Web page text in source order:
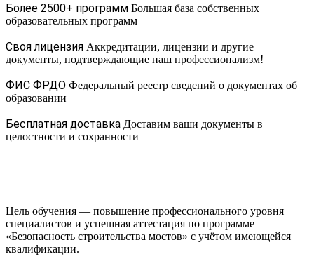
Более 2500+ программ Большая база собственных
образовательных программ
Своя лицензия Аккредитации, лицензии и другие
документы, подтверждающие наш профессионализм!
ФИС ФРДО Федеральный реестр сведений о документах об
образовании
Бесплатная доставка Доставим ваши документы в
целостности и сохранности
Цель обучения — повышение профессионального уровня
специалистов и успешная аттестация по программе
«Безопасность строительства мостов» с учётом имеющейся
квалификации.